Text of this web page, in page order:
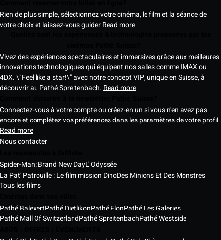
Rien de plus simple, sélectionnez votre cinéma, le film et la séance de
votre choix et laissez-vous guiderRead more
Vivez des expériences spectaculaires et immersives grâce aux meilleures
innovations technologiques qui équipent nos salles comme IMAX ou
4DX. \"Feel like a star!\" avec notre concept VIP, unique en Suisse, à
découvrir au Pathé Spreitenbach. Read more
Connectez-vous à votre compte ou créez-en un si vous n'en avez pas
encore et complétez vos préférences dans les paramètres de votre profil
Read more
Nous contacter
Spider-Man: Brand New DayL' Odyssée
La Pat' Patrouille : Le film mission DinoDes Minions Et Des Monstres
Tous les films
Pathé BalexertPathé DietlikonPathé FlonPathé Les Galeries
Pathé Mall Of SwitzerlandPathé SpreitenbachPathé Westside